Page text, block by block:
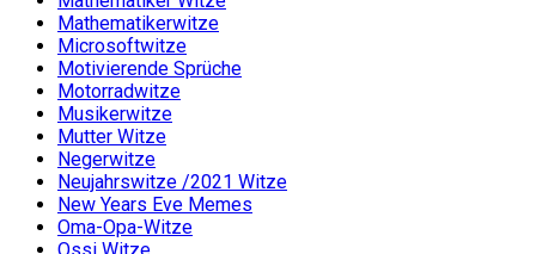
Mathematikerwitze
Microsoftwitze
Motivierende Sprüche
Motorradwitze
Musikerwitze
Mutter Witze
Negerwitze
Neujahrswitze /2021 Witze
New Years Eve Memes
Oma-Opa-Witze